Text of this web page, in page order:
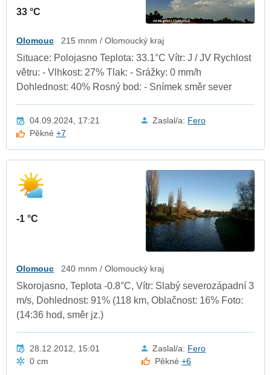
33 °C
Olomouc 215 mnm / Olomoucký kraj
Situace: Polojasno Teplota: 33.1°C Vítr: J / JV Rychlost
větru: - Vlhkost: 27% Tlak: - Srážky: 0 mm/h
Dohlednost: 40% Rosný bod: - Snímek směr sever
04.09.2024, 17:21 Zaslal/a: Fero
Pěkné+7
-1 °C
Olomouc 240 mnm / Olomoucký kraj
Skorojasno, Teplota -0.8°C, Vítr: Slabý severozápadní 3
m/s, Dohlednost: 91% (118 km, Oblačnost: 16% Foto:
(14:36 hod, směr jz.)
28.12.2012, 15:01 Zaslal/a: Fero
0 cm
Pěkné+6